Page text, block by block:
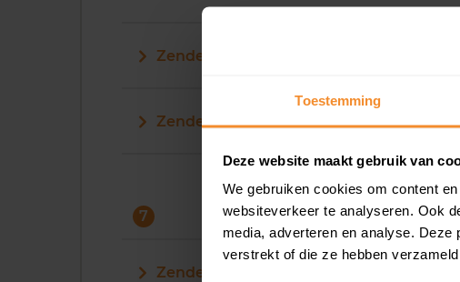
Toestemming
Deze website maakt gebruik van
We gebruiken cookies om content
websiteverkeer te analyseren. Ook
media, adverteren en analyse.
verstrekt of die ze hebben
Zenderseweg 62
Zenderseweg 64
7
Zenderseweg 7